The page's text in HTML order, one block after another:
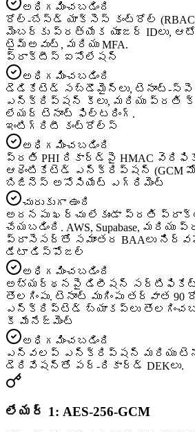
అధిగమించబడింది
రోల్-బేస్డ్ యాక్సెస్ కంట్రోల్
మెంబర్‌కు ప్రత్యేక యూజర్ IDలు,
టైమ్‌అవుట్, మరియు MFA.
ప్రాక్టీస్ ఐసోలేషన్
అధిగమించబడింది
డెడికేటెడ్ సబ్‌డొమైన్‌లు, టెనాంట్-
ఎన్క్రిప్షన్ కీలు, మరియు ప్రతి
లేయర్ టెనాంట్ ఫిల్టరింగ్.
ఇంటిగ్రిటీ కంట్రోల్స్
అధిగమించబడింది
ప్రతి PHI రికార్డ్‌పై HMAC
ఆథెంటికేటెడ్ ఎన్క్రిప్షన్ (GCM
బిజినెస్ అసోసియేట్ ఎగ్రిమెంట్
చురుకుగా ఉంది
అదనపు ఖర్చు లేకుండా ప్రతి
చేయబడింది. AWS, Supabase, మరియు
ప్రాసెసర్‌తో సమాంతర BAAలు
డేటా డిస్పోజల్
అధిగమించబడింది
అభ్యర్థనపై డిలీషన్
తొలగింపు. టెనాంట్ ముగింపు తర్వాత 90
ఎన్క్రిప్టెడ్ బ్యాకప్‌లు
కీ మేనేజ్‌మెంట్
అధిగమించబడింది
ఎన్వలప్ ఎన్క్రిప్షన్ మరియు
డెరివేషన్‌తో పర్-రికార్డ్ DEKలు.
లేయర్ 1: AES-256-GCM